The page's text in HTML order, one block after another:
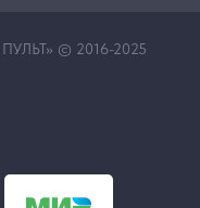
ПУЛЬТ» © 2016-2025